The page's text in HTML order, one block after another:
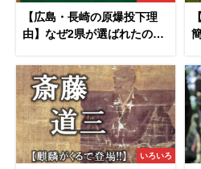
【広島・長崎の原爆投下理
由】なぜ2県が選ばれたの
れ。
いろいろ